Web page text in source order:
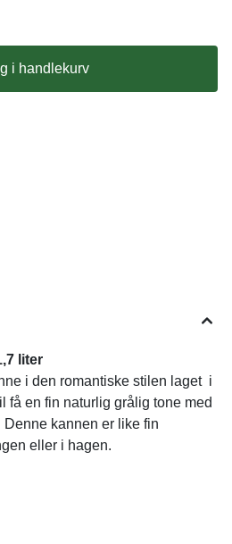
i handlekurv
liter
i den romantiske stilen laget i
få en fin naturlig grålig tone med
kannen er like fin
eller i hagen.